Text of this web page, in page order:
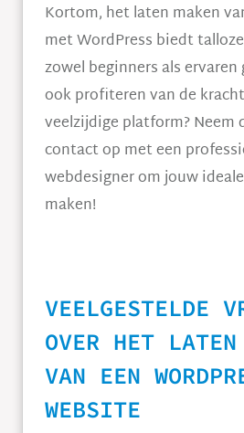
Kortom, het laten maken
met WordPress biedt
zowel beginners als
ook profiteren van de
veelzijdige platform? Neem
contact op met een
webdesigner om jouw
maken!
VEELGESTELDE
OVER HET LATEN
VAN EEN
WEBSITE